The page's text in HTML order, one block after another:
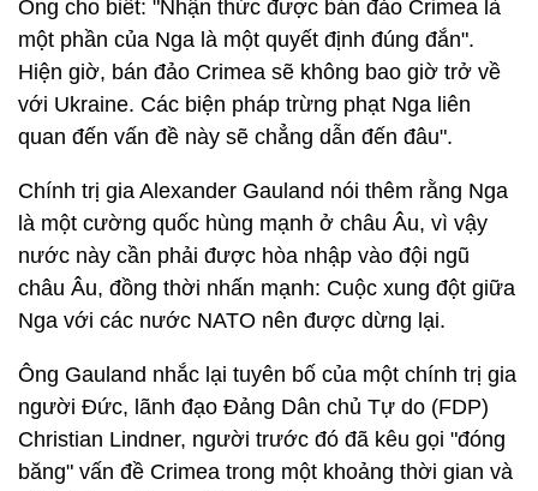
Ông cho biết: "Nhận thức được bán đảo Crimea là
một phần của Nga là một quyết định đúng đắn".
Hiện giờ, bán đảo Crimea sẽ không bao giờ trở về
với Ukraine. Các biện pháp trừng phạt Nga liên
quan đến vấn đề này sẽ chẳng dẫn đến đâu".
Chính trị gia Alexander Gauland nói thêm rằng Nga
là một cường quốc hùng mạnh ở châu Âu, vì vậy
nước này cần phải được hòa nhập vào đội ngũ
châu Âu, đồng thời nhấn mạnh: Cuộc xung đột giữa
Nga với các nước NATO nên được dừng lại.
Ông Gauland nhắc lại tuyên bố của một chính trị gia
người Đức, lãnh đạo Đảng Dân chủ Tự do (FDP)
Christian Lindner, người trước đó đã kêu gọi "đóng
băng" vấn đề Crimea trong một khoảng thời gian và